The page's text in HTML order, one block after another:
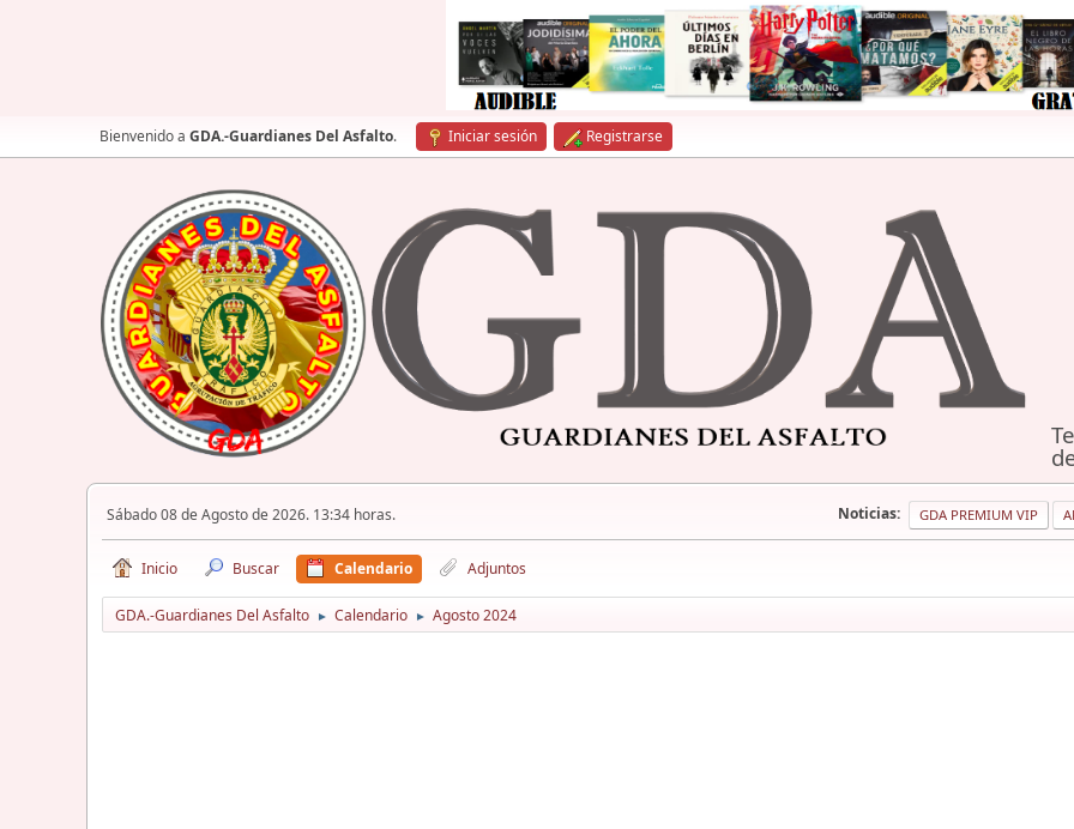
Bienvenido a GDA.-Guardianes Del Asfalto. Iniciar sesión Registrarse
Sábado 08 de Agosto de 2026. 13:34 horas. Noticias: GDA PREMIUM VIP
Inicio Buscar Calendario Adjuntos
GDA.-Guardianes Del Asfalto ► Calendario ► Agosto 2024